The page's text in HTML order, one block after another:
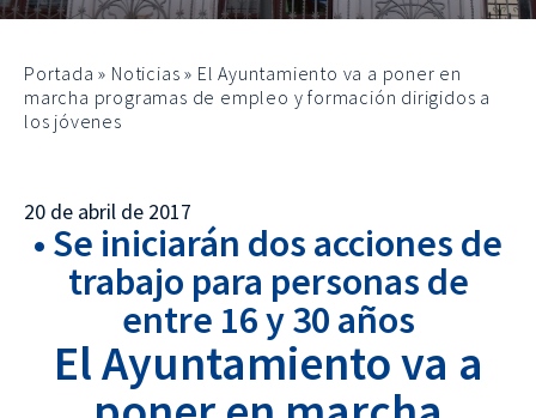
Portada » Noticias » El Ayuntamiento va a poner en
marcha programas de empleo y formación dirigidos a
los jóvenes
20 de abril de 2017
• Se iniciarán dos acciones de
trabajo para personas de
entre 16 y 30 años
El Ayuntamiento va a